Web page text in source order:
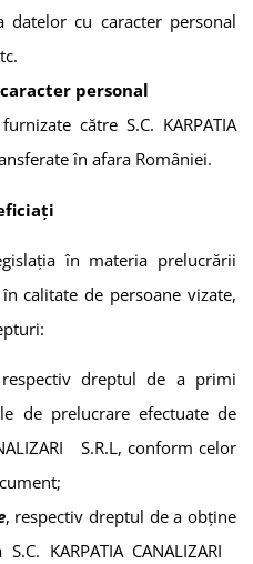
datelor cu caracter personal
personal
către S.C. KARPATIA
în afara României.
în materia prelucrării
calitate de persoane vizate,
dreptul de a primi
de prelucrare efectuate de
S.R.L, conform celor
, respectiv dreptul de a obține
S.C. KARPATIA CANALIZARI